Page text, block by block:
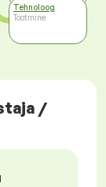
Tehnoloog
Tootmine
/